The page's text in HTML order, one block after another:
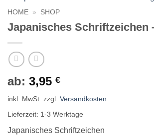
HOME » SHOP
Japanisches Schriftzeichen
ab: 3,95 €
inkl. MwSt. zzgl. Versandkosten
Lieferzeit: 1-3 Werktage
Japanisches Schriftzeichen